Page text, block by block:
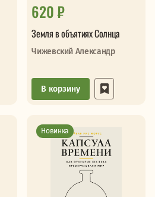
620 ₽
Земля в объятиях Солнца
Чижевский Александр
В корзину
Новинка